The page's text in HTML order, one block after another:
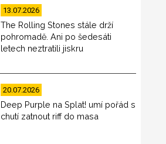
13.07.2026
The Rolling Stones stále drží
pohromadě. Ani po šedesáti
letech neztratili jiskru
20.07.2026
Deep Purple na Splat! umí pořád s
chutí zatnout riff do masa